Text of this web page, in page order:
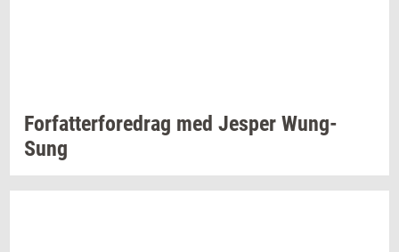
For­fat­ter­fored­rag med Jes­per Wung-​
Sung